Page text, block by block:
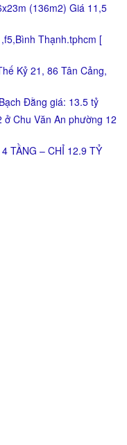
(136m2) Giá 11,5
Thạnh.tphcm [
Kỷ 21, 86 Tân Cảng,
Đằng giá: 13.5 tỷ
Chu Văn An phường 12
TẦNG – CHỈ 12.9 TỶ